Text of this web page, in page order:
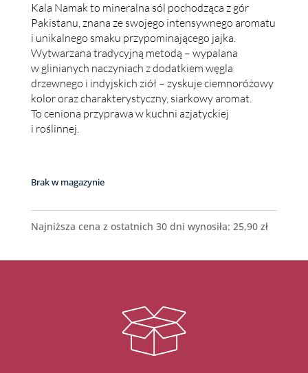
Kala Namak to mineralna sól pochodząca z gór
Pakistanu, znana ze swojego intensywnego aromatu
i unikalnego smaku przypominającego jajka.
Wytwarzana tradycyjną metodą – wypalana
w glinianych naczyniach z dodatkiem węgla
drzewnego i indyjskich ziół – zyskuje ciemnoróżowy
kolor oraz charakterystyczny, siarkowy aromat.
To ceniona przyprawa w kuchni azjatyckiej
i roślinnej.
Brak w magazynie
Najniższa cena z ostatnich 30 dni wynosiła: 25,90 zł